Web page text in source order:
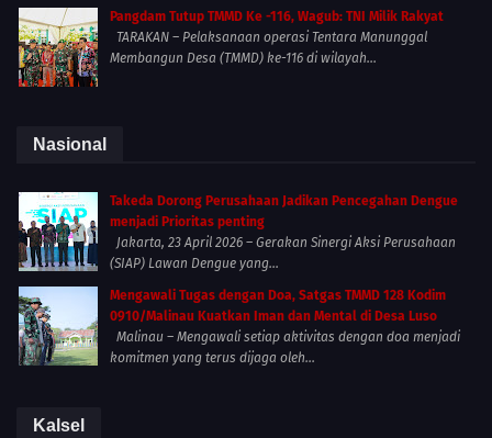
Pangdam Tutup TMMD Ke -116, Wagub: TNI Milik Rakyat
TARAKAN – Pelaksanaan operasi Tentara Manunggal
Membangun Desa (TMMD) ke-116 di wilayah...
Nasional
Takeda Dorong Perusahaan Jadikan Pencegahan Dengue
menjadi Prioritas penting
Jakarta, 23 April 2026 – Gerakan Sinergi Aksi Perusahaan
(SIAP) Lawan Dengue yang...
Mengawali Tugas dengan Doa, Satgas TMMD 128 Kodim
0910/Malinau Kuatkan Iman dan Mental di Desa Luso
Malinau – Mengawali setiap aktivitas dengan doa menjadi
komitmen yang terus dijaga oleh...
Kalsel